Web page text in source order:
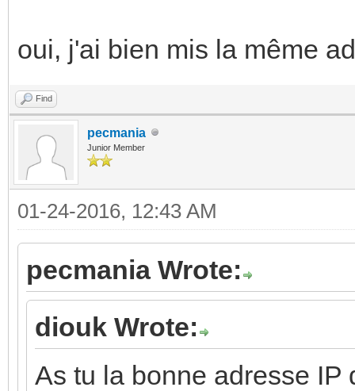
oui, j'ai bien mis la même
Find
pecmania
Junior Member
01-24-2016, 12:43 AM
pecmania Wrote:
diouk Wrote:
As tu la bonne adresse IP